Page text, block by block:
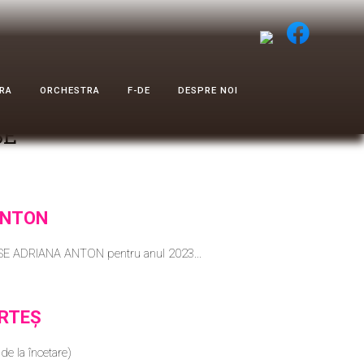
ORCHESTRA F-DE DESPRE NOI
ADRIANA ANTON pentru anul 2023...
la încetare)